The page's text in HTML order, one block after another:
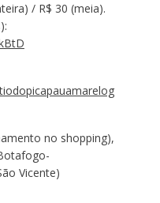
/ R$ 30 (meia).
no shopping),
Vicente)